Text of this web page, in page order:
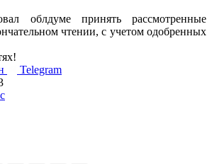
облдуме принять рассмотренные
чтении, с учетом одобренных
Telegram